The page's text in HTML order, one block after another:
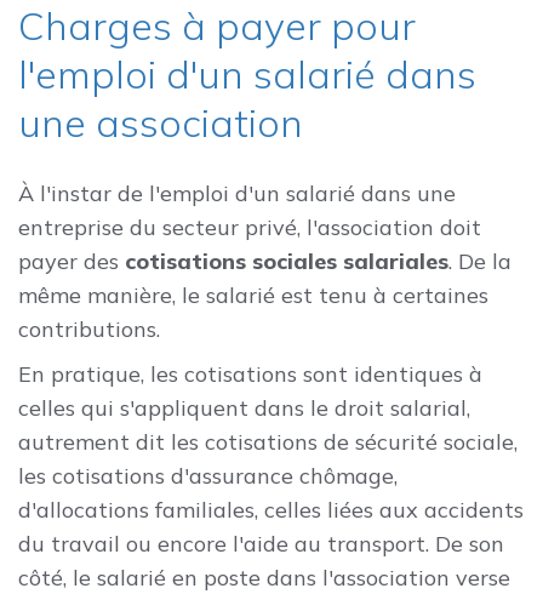
Charges à payer pour
l'emploi d'un salarié dans
une association
À l'instar de l'emploi d'un salarié dans une
entreprise du secteur privé, l'association doit
payer des cotisations sociales salariales. De la
même manière, le salarié est tenu à certaines
contributions.
En pratique, les cotisations sont identiques à
celles qui s'appliquent dans le droit salarial,
autrement dit les cotisations de sécurité sociale,
les cotisations d'assurance chômage,
d'allocations familiales, celles liées aux accidents
du travail ou encore l'aide au transport. De son
côté, le salarié en poste dans l'association verse